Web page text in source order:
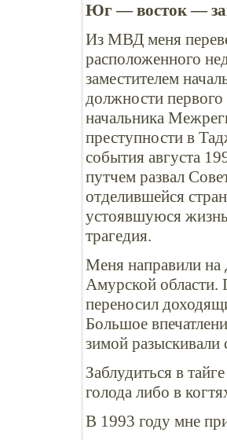
Юг — восток —
Из МВД меня
расположенного
заместителем
должности
начальника
преступности в
события августа
путчем развал
отделившейся
устоявшуюся
трагедия.
Меня направили на
Амурской области.
переносил
Большое
зимой
Заблудиться в
голода либо в
В 1993 году мне